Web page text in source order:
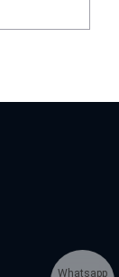
Whatsapp